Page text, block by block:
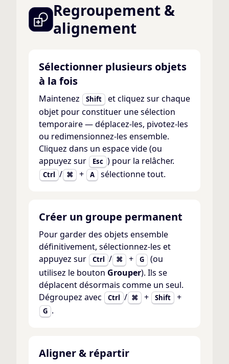
Regroupement &
alignement
Sélectionner plusieurs objets
à la fois
Maintenez Shift
et cliquez sur chaque
objet pour constituer une sélection
temporaire — déplacez-les, pivotez-les
ou redimensionnez-les ensemble.
Cliquez dans un espace vide (ou
appuyez sur
Esc ) pour la relâcher.
Ctrl / ⌘ + A sélectionne tout.
Créer un groupe permanent
Pour garder des objets ensemble
définitivement, sélectionnez-les et
appuyez sur
Ctrl / ⌘ + G
(ou
utilisez le bouton Grouper). Ils se
déplacent désormais comme un seul.
Dégroupez avec
Ctrl / ⌘ + Shift +
G .
Aligner & répartir